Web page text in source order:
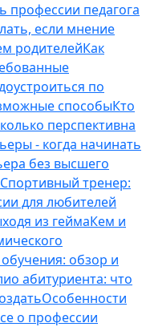
профессии педагога
если мнение
родителейКак
по
способыКто
перспективна
- когда начинать
без высшего
Спортивный тренер:
для любителей
из геймаКем и
обзор и
абитуриента: что
Особенности
о профессии